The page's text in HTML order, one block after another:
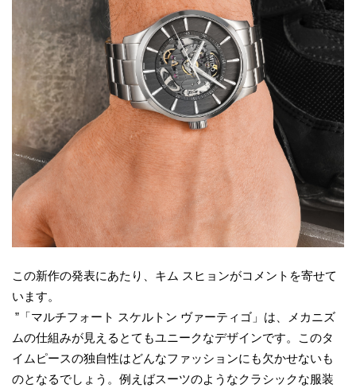
この新作の発表にあたり、キム スヒョンがコメントを寄せて
います。
”「マルチフォート スケルトン ヴァーティゴ」は、メカニズ
ムの仕組みが見えるとてもユニークなデザインです。このタ
イムピースの独自性はどんなファッションにも欠かせないも
のとなるでしょう。例えばスーツのようなクラシックな服装